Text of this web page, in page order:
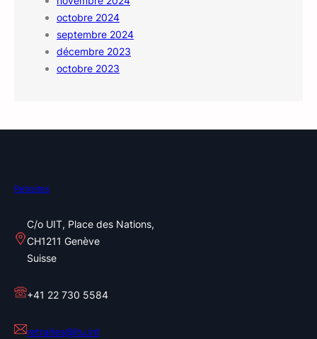
octobre 2024
septembre 2024
décembre 2023
octobre 2023
Retraites
C/o UIT, Place des Nations,
CH1211 Genève
Suisse
+41 22 730 5584
retraites@itu.int